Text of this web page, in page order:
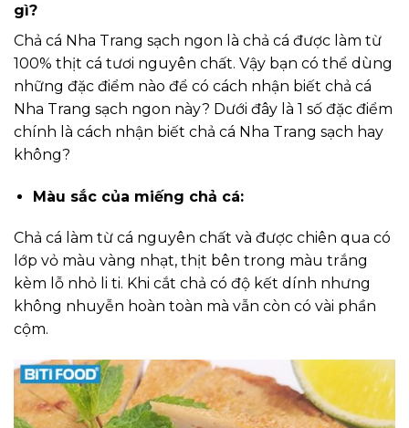
gì?
Chả cá Nha Trang sạch ngon là chả cá được làm từ
100% thịt cá tươi nguyên chất. Vậy bạn có thể dùng
những đặc điểm nào để có cách nhận biết chả cá
Nha Trang sạch ngon này? Dưới đây là 1 số đặc điểm
chính là cách nhận biết chả cá Nha Trang sạch hay
không?
Màu sắc của miếng chả cá:
Chả cá làm từ cá nguyên chất và được chiên qua có
lớp vỏ màu vàng nhạt, thịt bên trong màu trắng
kèm lỗ nhỏ li ti. Khi cắt chả có độ kết dính nhưng
không nhuyễn hoàn toàn mà vẫn còn có vài phần
cộm.